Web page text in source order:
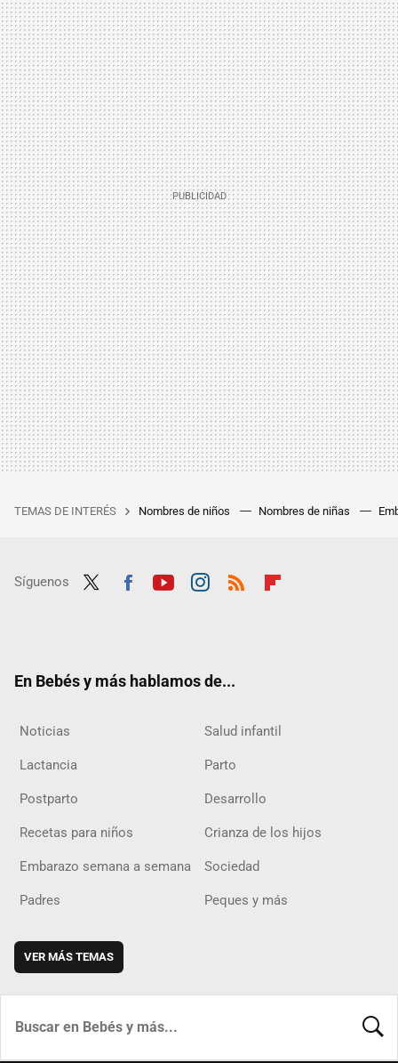
TEMAS DE INTERÉS Nombres de niños Nombres de niñas
Síguenos
En Bebés y más hablamos de...
Noticias Salud infantil
Lactancia Parto
Postparto Desarrollo
Recetas para niños Crianza de los hijos
Embarazo semana a semana Sociedad
Padres Peques y más
VER MÁS TEMAS